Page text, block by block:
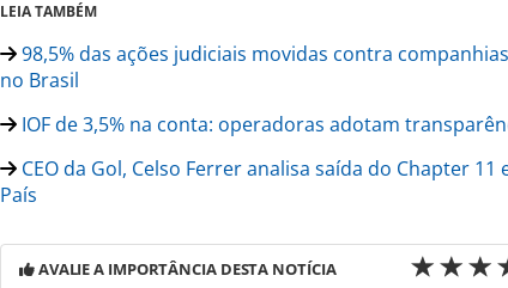
LEIA TAMBÉM
98,5% das ações judiciais movidas contra
no Brasil
IOF de 3,5% na conta: operadoras adotam
CEO da Gol, Celso Ferrer analisa saída do Chapter
País
AVALIE A IMPORTÂNCIA DESTA NOTÍCIA